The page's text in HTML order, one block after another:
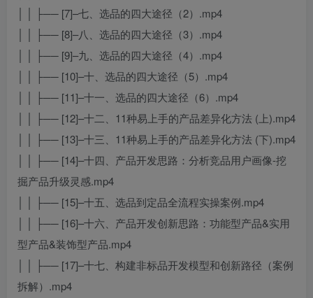
│ │ ├── [7]–七、选品的四大途径（2）.mp4
│ │ ├── [8]–八、选品的四大途径（3）.mp4
│ │ ├── [9]–九、选品的四大途径（4）.mp4
│ │ ├── [10]–十、选品的四大途径（5）.mp4
│ │ ├── [11]–十一、选品的四大途径（6）.mp4
│ │ ├── [12]–十二、11种易上手的产品差异化方法 (上).mp4
│ │ ├── [13]–十三、11种易上手的产品差异化方法 (下).mp4
│ │ ├── [14]–十四、产品开发思路：分析竞品用户画像-挖
掘产品升级灵感.mp4
│ │ ├── [15]–十五、选品到定品全流程实操案例.mp4
│ │ ├── [16]–十六、产品开发创新思路：功能型产品&实用
型产品&装饰型产品.mp4
│ │ ├── [17]–十七、构建非标品开发模型和创新路径（案例
拆解）.mp4